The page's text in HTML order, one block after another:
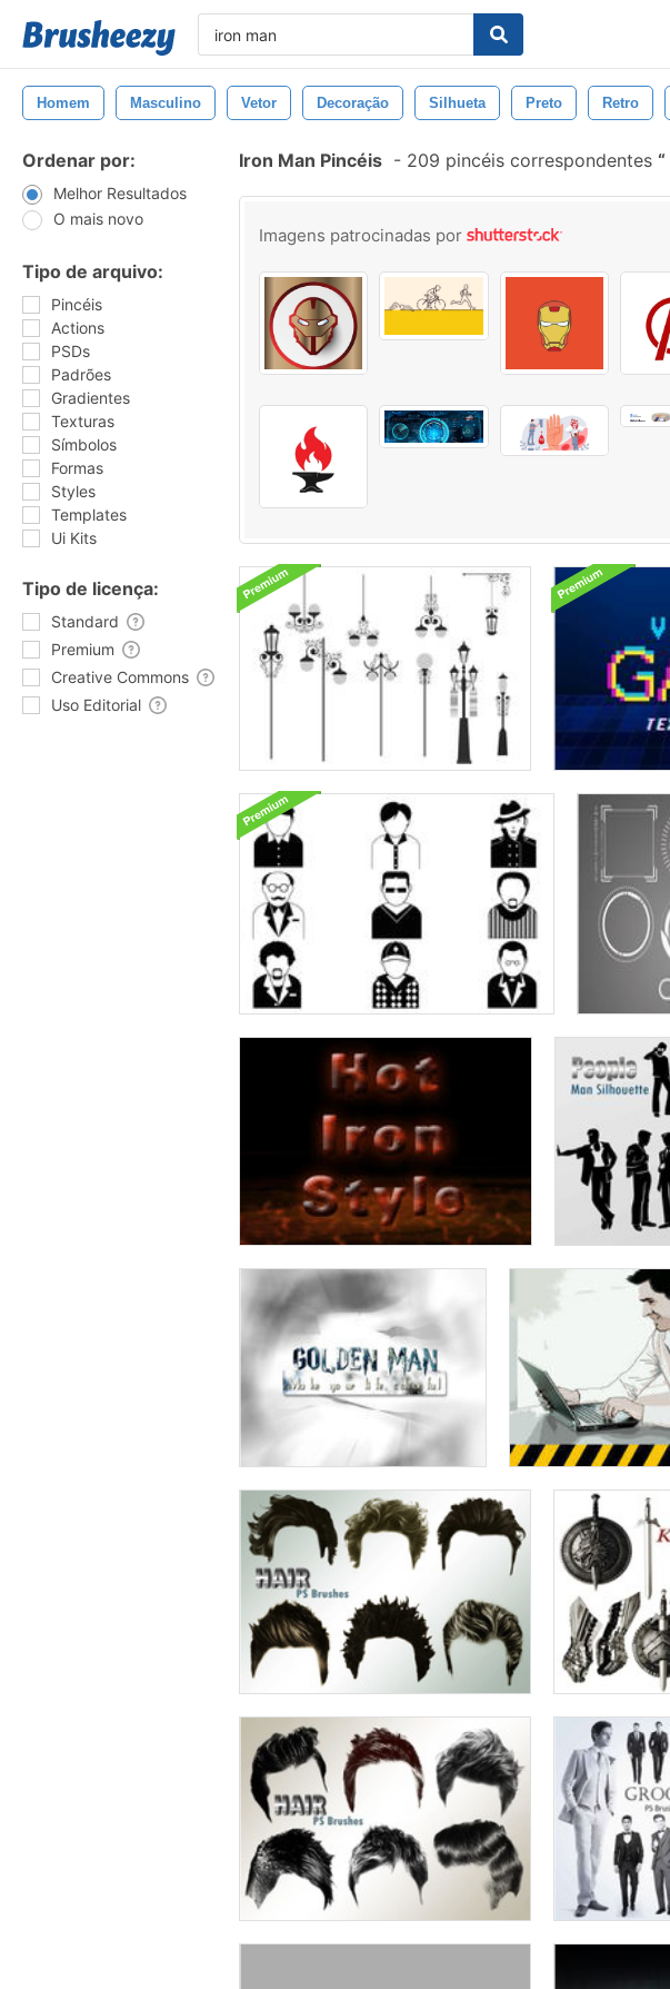
Homem Masculino Vetor Decoração Silhueta Preto Retro
Ordenar por:
Melhor Resultados
O mais novo
Tipo de arquivo:
Pincéis
Actions
PSDs
Padrões
Gradientes
Texturas
Símbolos
Formas
Styles
Templates
Ui Kits
Tipo de licença:
Standard
Premium
Creative Commons
Uso Editorial
Iron Man Pincéis - 209 pincéis correspondentes
Imagens patrocinadas por